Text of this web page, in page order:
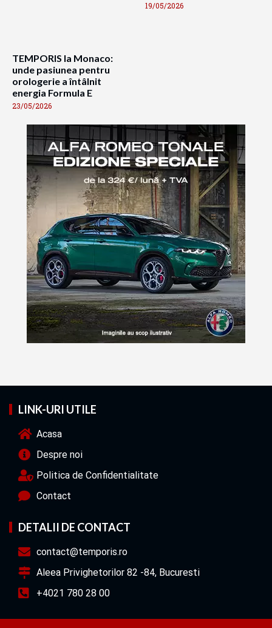
TEMPORIS la Monaco:
unde pasiunea pentru
orologerie a întâlnit
energia Formula E
23/05/2026
19/05/2026
LINK-URI UTILE
Acasa
Despre noi
Politica de Confidentialitate
Contact
DETALII DE CONTACT
contact@temporis.ro
Aleea Privighetorilor 82 -84, Bucuresti
+4021 780 28 00